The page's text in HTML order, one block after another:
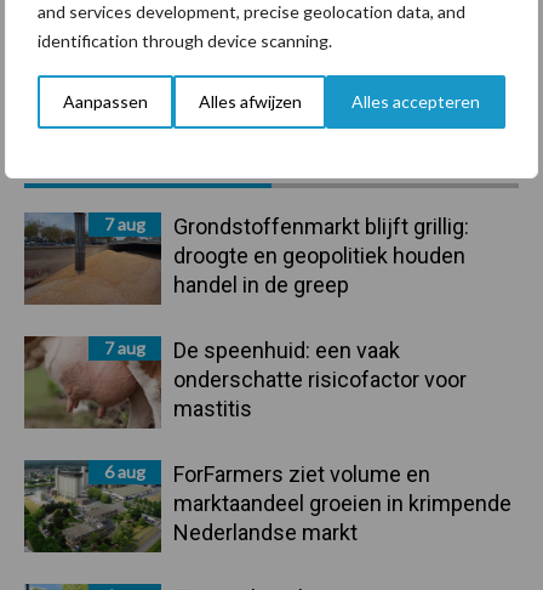
and services development, precise geolocation data, and
identification through device scanning.
Aanpassen Alles afwijzen Alles accepteren
Sidebar
7 aug
Grondstoffenmarkt blijft grillig:
droogte en geopolitiek houden
handel in de greep
7 aug
De speenhuid: een vaak
onderschatte risicofactor voor
mastitis
6 aug
ForFarmers ziet volume en
marktaandeel groeien in krimpende
Nederlandse markt
Toon meer